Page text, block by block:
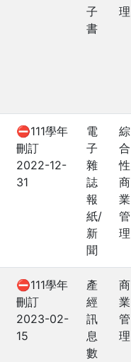
子
書
理
⛔111學年
刪訂
2022-12-
31
電
子
雜
誌
報
紙/
新
聞
綜
合
性
商
業
管
理
⛔111學年
刪訂
2023-02-
15
產
經
訊
息
數
商
業
管
理